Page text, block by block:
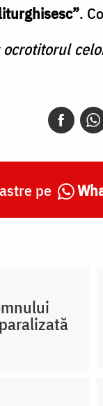
.
ocrotitorul
pe